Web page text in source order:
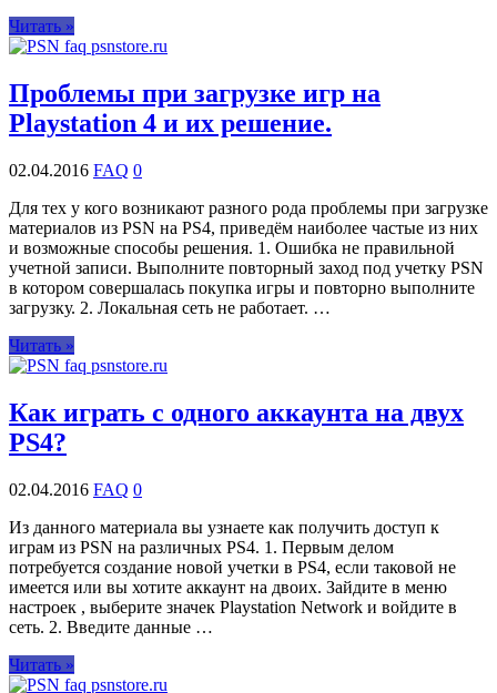
Читать »
Проблемы при загрузке игр на
Playstation 4 и их решение.
02.04.2016 FAQ 0
Для тех у кого возникают разного рода проблемы при загрузке
материалов из PSN на PS4, приведём наиболее частые из них
и возможные способы решения. 1. Ошибка не правильной
учетной записи. Выполните повторный заход под учетку PSN
в котором совершалась покупка игры и повторно выполните
загрузку. 2. Локальная сеть не работает. …
Читать »
Как играть с одного аккаунта на двух
PS4?
02.04.2016 FAQ 0
Из данного материала вы узнаете как получить доступ к
играм из PSN на различных PS4. 1. Первым делом
потребуется создание новой учетки в PS4, если таковой не
имеется или вы хотите аккаунт на двоих. Зайдите в меню
настроек , выберите значек Playstation Network и войдите в
сеть. 2. Введите данные …
Читать »